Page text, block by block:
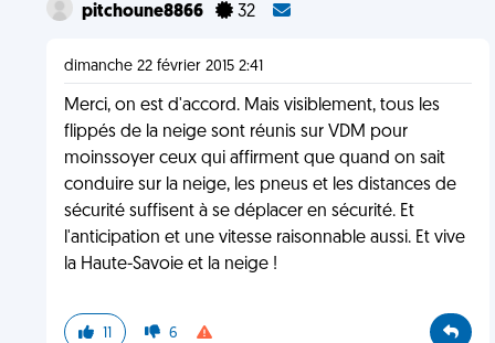
pitchoune8866 32
dimanche 22 février 2015 2:41
Merci, on est d'accord. Mais visiblement, tous les
flippés de la neige sont réunis sur VDM pour
moinssoyer ceux qui affirment que quand on sait
conduire sur la neige, les pneus et les distances de
sécurité suffisent à se déplacer en sécurité. Et
l'anticipation et une vitesse raisonnable aussi. Et vive
la Haute-Savoie et la neige !
11 6